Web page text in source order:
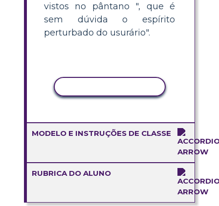
vistos no pântano ", que é
sem dúvida o espírito
perturbado do usurário".
MODELO E INSTRUÇÕES DE CLASSE
RUBRICA DO ALUNO